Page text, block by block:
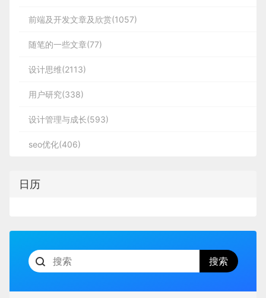
前端及开发文章及欣赏(1057)
随笔的一些文章(77)
设计思维(2113)
用户研究(338)
设计管理与成长(593)
seo优化(406)
日历